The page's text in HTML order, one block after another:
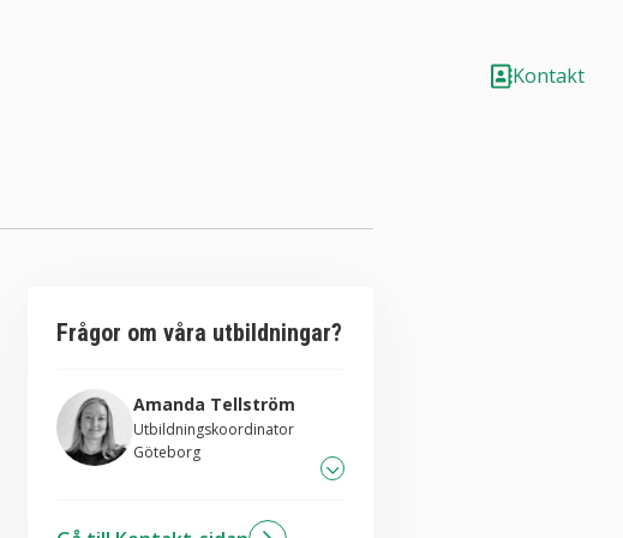
Kontakt
Frågor om våra utbildningar?
Amanda Tellström
Utbildningskoordinator
Göteborg